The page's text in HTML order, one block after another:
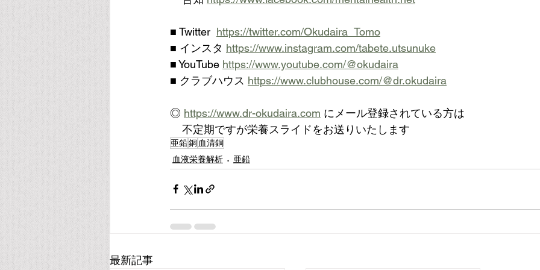
■ Twitter https://twitter.com/Okudaira_Tomo
■ インスタ https://www.instagram.com/tabete.utsunuke
■ YouTube https://www.youtube.com/@okudaira
■ クラブハウス https://www.clubhouse.com/@dr.okudaira
◎ https://www.dr-okudaira.com にメール登録されている方は
    不定期ですが栄養スライドをお送りいたします
亜鉛銅 血清銅
血液栄養解析
亜鉛
最新記事